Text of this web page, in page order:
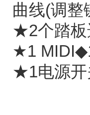
曲线(调整
★2个踏板
★1
★1电源